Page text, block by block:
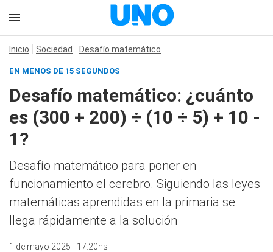
Inicio Sociedad Desafío matemático
EN MENOS DE 15 SEGUNDOS
Desafío matemático: ¿cuánto
es (300 + 200) ÷ (10 ÷ 5) + 10 -
1?
Desafío matemático para poner en
funcionamiento el cerebro. Siguiendo las leyes
matemáticas aprendidas en la primaria se
llega rápidamente a la solución
1 de mayo 2025 - 17:20hs